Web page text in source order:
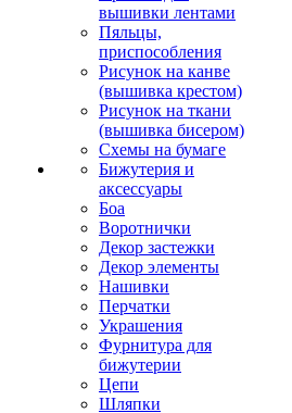
вышивки лентами
Пяльцы,
приспособления
Рисунок на канве
(вышивка крестом)
Рисунок на ткани
(вышивка бисером)
Схемы на бумаге
Бижутерия и
аксессуары
Боа
Воротнички
Декор застежки
Декор элементы
Нашивки
Перчатки
Украшения
Фурнитура для
бижутерии
Цепи
Шляпки